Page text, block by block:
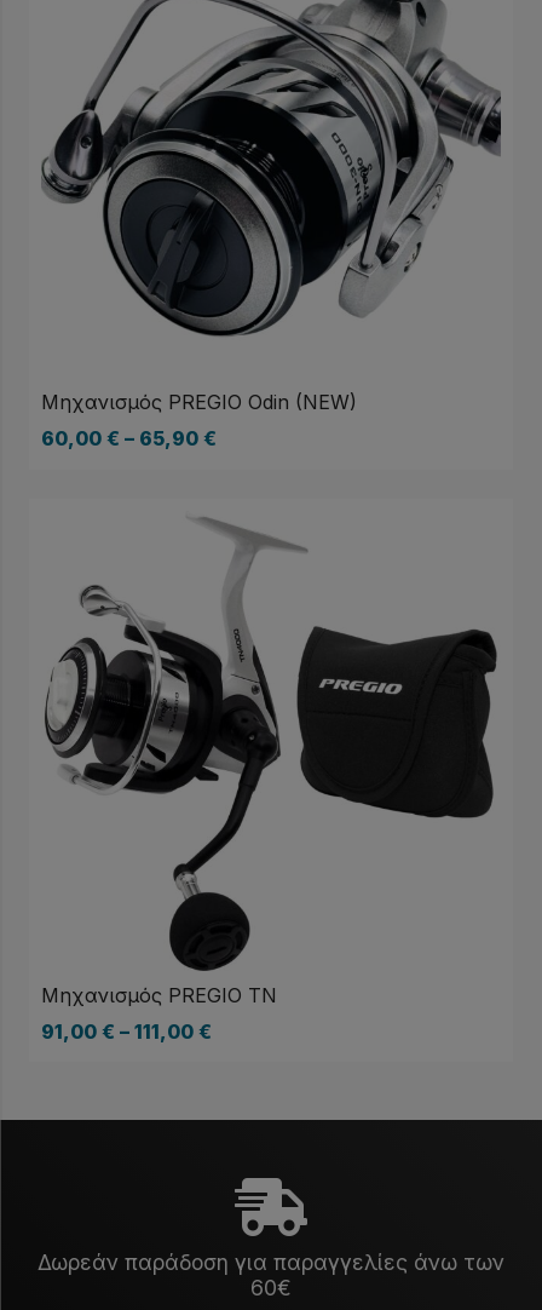
Μηχανισμός PREGIO Odin (NEW)
60,00 € – 65,90 €
Μηχανισμός PREGIO TN
91,00 € – 111,00 €
Δωρεάν παράδοση για παραγγελίες άνω των
60€